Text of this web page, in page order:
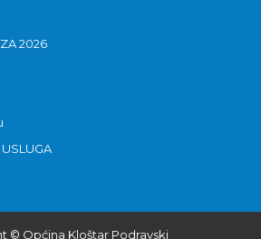
2026
© Općina Kloštar Podravski